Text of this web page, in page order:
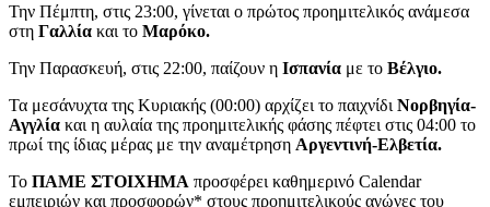
Την Πέμπτη, στις 23:00, γίνεται ο πρώτος προημιτελικός ανάμεσα
στη Γαλλία και το Μαρόκο.
Την Παρασκευή, στις 22:00, παίζουν η Ισπανία με το Βέλγιο.
Τα μεσάνυχτα της Κυριακής (00:00) αρχίζει το παιχνίδι Νορβηγία-
Αγγλία και η αυλαία της προημιτελικής φάσης πέφτει στις 04:00 το
πρωί της ίδιας μέρας με την αναμέτρηση Αργεντινή-Ελβετία.
Το ΠΑΜΕ ΣΤΟΙΧΗΜΑ προσφέρει καθημερινό Calendar
εμπειριών και προσφορών* στους προημιτελικούς αγώνες του